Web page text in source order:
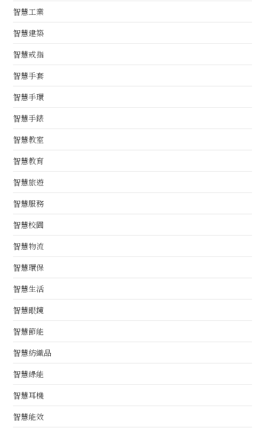
智慧工業
智慧建築
智慧戒指
智慧手套
智慧手環
智慧手錶
智慧教室
智慧教育
智慧旅遊
智慧服務
智慧校園
智慧物流
智慧環保
智慧生活
智慧眼鏡
智慧節能
智慧紡織品
智慧綠能
智慧耳機
智慧能效